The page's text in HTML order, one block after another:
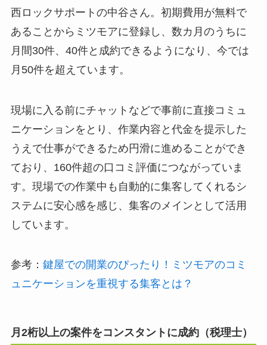
西ロックサポートの中谷さん。初期費用が無料で
あることからミツモアに登録し、数カ月のうちに
月間30件、40件と成約できるようになり、今では
月50件を超えています。
現場に入る前にチャットなどで事前に直接コミュ
ニケーションをとり、作業内容と代金を提示した
うえで仕事ができるため円滑に進めることができ
ており、160件超の口コミ評価につながっていま
す。現場での作業中も自動的に集客してくれるシ
ステムに安心感を感じ、集客のメインとして活用
しています。
参考： 鍵屋での開業のぴったり！ミツモアのコミ
ュニケーションを重視する集客とは？
月2桁以上の案件をコンスタントに成約（税理士）